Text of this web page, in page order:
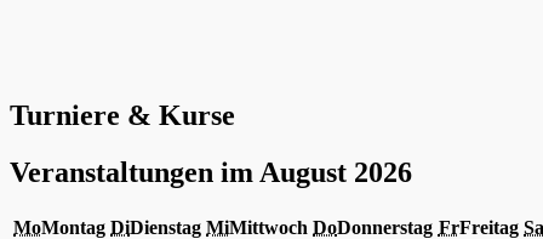
Turniere & Kurse
Veranstaltungen im August 2026
MoMontag DiDienstag MiMittwoch DoDonnerstag FrFreitag Sa